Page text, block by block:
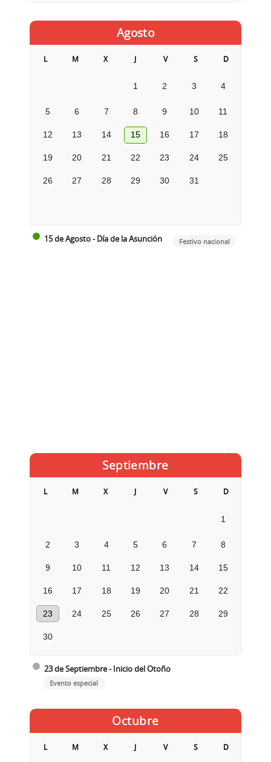
Agosto
L M X J V S D
1 2 3 4
5 6 7 8 9 10 11
12 13 14 15 16 17 18
19 20 21 22 23 24 25
26 27 28 29 30 31
15 de Agosto - Día de la Asunción Festivo nacional
Septiembre
L M X J V S D
1
2 3 4 5 6 7 8
9 10 11 12 13 14 15
16 17 18 19 20 21 22
23 24 25 26 27 28 29
30
23 de Septiembre - Inicio del Otoño
Evento especial
Octubre
L M X J V S D